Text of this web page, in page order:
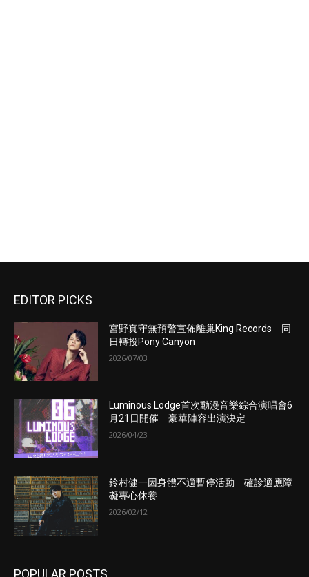
EDITOR PICKS
宮野真守無預警宣佈離巢King Records 同
日轉投Pony Canyon
2026/07/03
Luminous Lodge首次動漫音樂綜合演唱會6
月21日開催 豪華陣容出演決定
2026/04/23
鈴村健一因身體不適暫停活動 確診適應障
礙專心休養
2026/02/12
POPULAR POSTS